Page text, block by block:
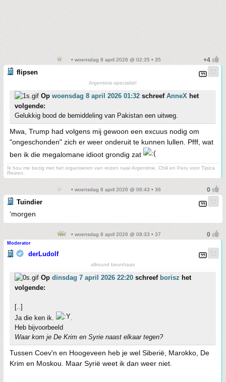
• woensdag 8 april 2026 @ 02:35 • 35
flipsen
Argentinie-specialist!
Op woensdag 8 april 2026 01:32 schreef AnneX het
volgende:
Gelukkig bood de bemiddeling van Pakistan een uitweg.
Mwa, Trump had volgens mij gewoon een excuus nodig om
"ongeschonden" zich er weer onderuit te kunnen lullen. Pfff, wat
ben ik die megalomane idioot grondig zat
Ik hou me bezig met het organiseren van reizen naar Argentinie, Chili en Peru voor Tipica
Reizen.
• woensdag 8 april 2026 @ 06:43 • 36
Tuindier
‘morgen
• woensdag 8 april 2026 @ 08:33 • 37
Moderator
derLudolf
allround beunhaas
Op dinsdag 7 april 2026 22:20 schreef borisz het
volgende:
[..]
Ja die ken ik.
.
Heb bijvoorbeeld
Waar kom je De Krim en Syrie naast elkaar tegen?
Tussen Coev'n en Hoogeveen heb je wel Siberië, Marokko, De
Krim en Moskou. Maar Syrië weet ik dan weer niet.